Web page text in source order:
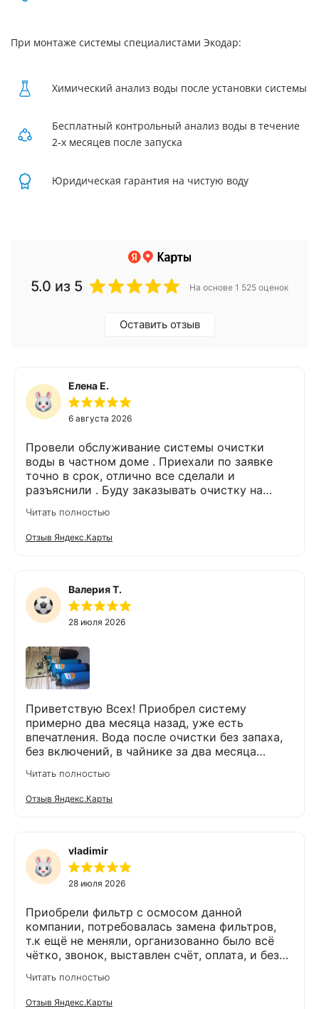
При монтаже системы специалистами Экодар:
Химический анализ воды после установки системы
Бесплатный контрольный анализ воды в течение
2-х месяцев после запуска
Юридическая гарантия на чистую воду
5.0 из 5 На основе 1 525 оценок
Оставить отзыв
Елена Е.
6 августа 2026
Провели обслуживание системы очистки
воды в частном доме . Приехали по заявке
точно в срок, отлично все сделали и
разъяснили . Буду заказывать очистку на
Читать полностью
Отзыв Яндекс.Карты
Валерия Т.
28 июля 2026
Приветствую Всех! Приобрел систему
примерно два месяца назад, уже есть
впечатления. Вода после очистки без запаха,
без включений, в чайнике за два месяца
работает. Оборудование, несмотря на
размеры, поставили компактно, сбоев не
было. Спасибо Экодару за хорошую работу.
Читать полностью
Отзыв Яндекс.Карты
vladimir
28 июля 2026
Приобрели фильтр с осмосом данной
компании, потребовалась замена фильтров,
т.к ещё не меняли, организованно было всё
чётко, звонок, выставлен счёт, оплата, и без
выполнено (всё чётко без шума и пыли),
приятно работать с грамотными,
Читать полностью
Отзыв Яндекс.Карты